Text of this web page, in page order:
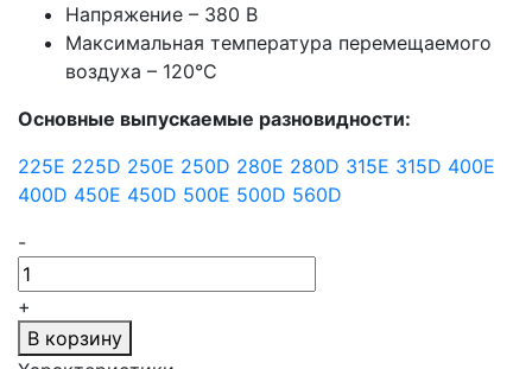
Напряжение – 380 В
Максимальная температура перемещаемого
воздуха – 120°С
Основные выпускаемые разновидности:
225E 225D 250E 250D 280E 280D 315E 315D 400E
400D 450E 450D 500E 500D 560D
-
+
В корзину